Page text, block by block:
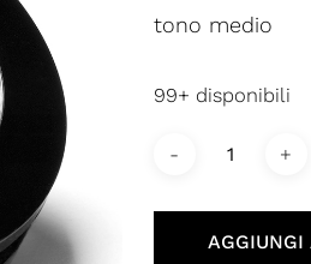
tono medio
99+ disponibili
AGGIUNGI